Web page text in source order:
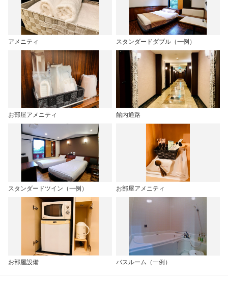
アメニティ スタンダードダブル（一例）
お部屋アメニティ 館内通路
スタンダードツイン（一例） お部屋アメニティ
お部屋設備 バスルーム（一例）